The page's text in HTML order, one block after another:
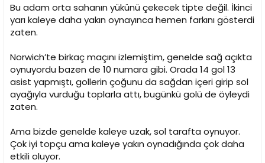
Bu adam orta sahanın yükünü çekecek tipte değil. İkinci
yarı kaleye daha yakın oynayınca hemen farkını gösterdi
zaten.
Norwich’te birkaç maçını izlemiştim, genelde sağ açıkta
oynuyordu bazen de 10 numara gibi. Orada 14 gol 13
asist yapmıştı, gollerin çoğunu da sağdan içeri girip sol
ayağıyla vurduğu toplarla attı, bugünkü golü de öyleydi
zaten.
Ama bizde genelde kaleye uzak, sol tarafta oynuyor.
Çok iyi topçu ama kaleye yakın oynadığında çok daha
etkili oluyor.